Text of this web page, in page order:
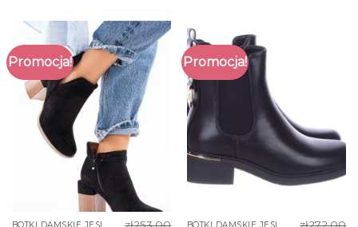
Promocja!
BOTKI DAMSKIE JESIENNE zł253.00
Promocja!
BOTKI DAMSKIE JESIENNE zł272.00